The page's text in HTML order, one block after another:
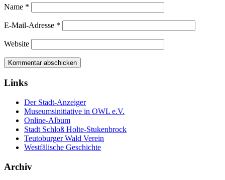
Name *
E-Mail-Adresse *
Website
Links
Der Stadt-Anzeiger
Museumsinitiative in OWL e.V.
Online-Album
Stadt Schloß Holte-Stukenbrock
Teutoburger Wald Verein
Westfälische Geschichte
Archiv